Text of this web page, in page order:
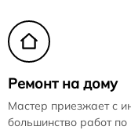
Ремонт на дому
Мастер приезжает с
большинство работ